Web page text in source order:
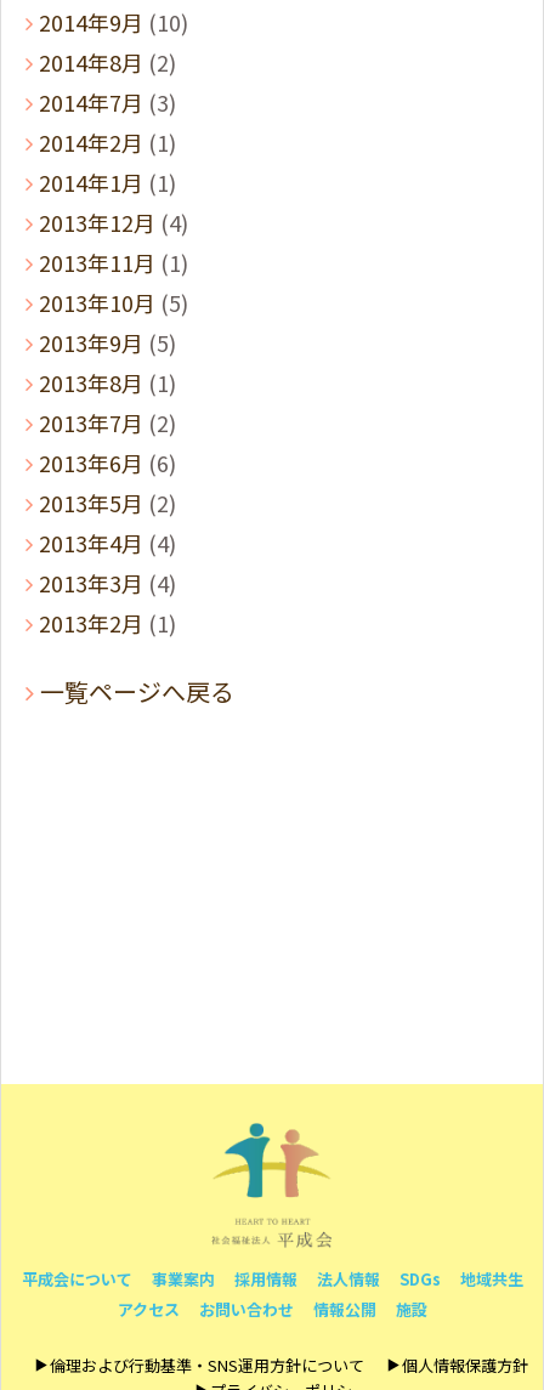
2014年9月 (10)
2014年8月 (2)
2014年7月 (3)
2014年2月 (1)
2014年1月 (1)
2013年12月 (4)
2013年11月 (1)
2013年10月 (5)
2013年9月 (5)
2013年8月 (1)
2013年7月 (2)
2013年6月 (6)
2013年5月 (2)
2013年4月 (4)
2013年3月 (4)
2013年2月 (1)
一覧ページへ戻る
平成会について 事業案内 採用情報 法人情報 SDGs
地域共生
アクセス
お問い合わせ 情報公開 施設
倫理および行動基準・SNS運用方針について
個人情報保護方針